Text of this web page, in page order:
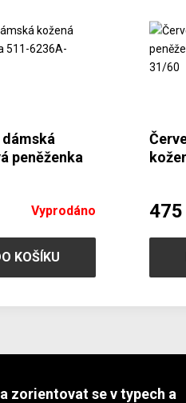
peněženka
Vyprodáno
KOŠÍKU
zorientovat se v typech a